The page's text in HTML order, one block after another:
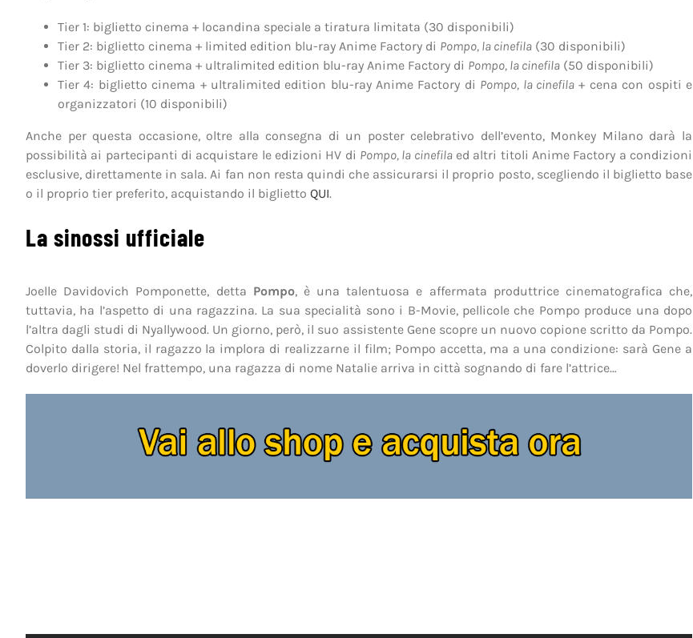
Tier 1: biglietto cinema + locandina speciale a tiratura limitata (30 disponibili)
Tier 2: biglietto cinema + limited edition blu-ray Anime Factory di Pompo, la cinefila (30 disponibili)
Tier 3: biglietto cinema + ultralimited edition blu-ray Anime Factory di Pompo, la cinefila (50 disponibili)
Tier 4: biglietto cinema + ultralimited edition blu-ray Anime Factory di Pompo, la cinefila + cena con ospiti e
organizzatori (10 disponibili)
Anche per questa occasione, oltre alla consegna di un poster celebrativo dell’evento, Monkey Milano darà la
possibilità ai partecipanti di acquistare le edizioni HV di Pompo, la cinefilaed altri titoli Anime Factory a condizioni
esclusive, direttamente in sala. Ai fan non resta quindi che assicurarsi il proprio posto, scegliendo il biglietto base
o il proprio tier preferito, acquistando il biglietto QUI.
La sinossi ufficiale
Joelle Davidovich Pomponette, detta Pompo, è una talentuosa e affermata produttrice cinematografica che,
tuttavia, ha l’aspetto di una ragazzina. La sua specialità sono i B-Movie, pellicole che Pompo produce una dopo
l’altra dagli studi di Nyallywood. Un giorno, però, il suo assistente Gene scopre un nuovo copione scritto da Pompo.
Colpito dalla storia, il ragazzo la implora di realizzarne il film; Pompo accetta, ma a una condizione: sarà Gene a
doverlo dirigere! Nel frattempo, una ragazza di nome Natalie arriva in città sognando di fare l’attrice…